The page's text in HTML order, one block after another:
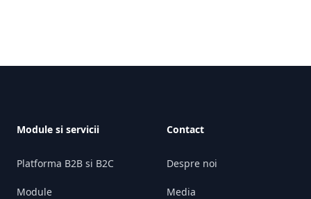
Module si servicii
Platforma B2B si B2C
Module
Contact
Despre noi
Media